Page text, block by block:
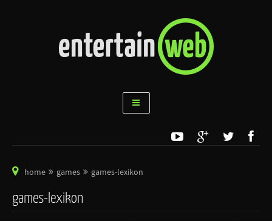
home games games-lexikon
games-lexikon